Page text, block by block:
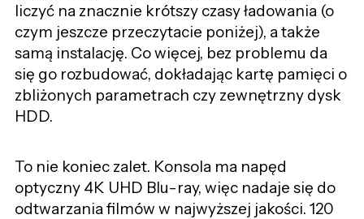
liczyć na znacznie krótszy czasy ładowania (o
czym jeszcze przeczytacie poniżej), a także
samą instalację. Co więcej, bez problemu da
się go rozbudować, dokładając kartę pamięci o
zbliżonych parametrach czy zewnętrzny dysk
HDD.
To nie koniec zalet. Konsola ma napęd
optyczny 4K UHD Blu-ray, więc nadaje się do
odtwarzania filmów w najwyższej jakości. 120